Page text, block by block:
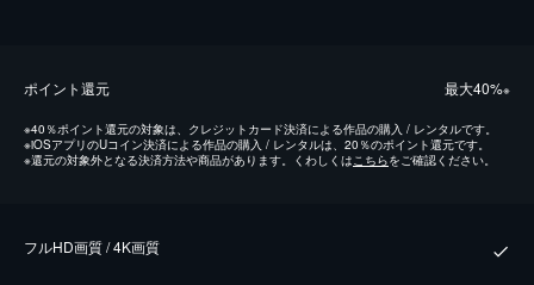
ポイント還元 最⼤40%※
※40％ポイント還元の対象は、クレジットカード決済による作品の購入 / レンタルです。
※iOSアプリのUコイン決済による作品の購入 / レンタルは、20％のポイント還元です。
※還元の対象外となる決済方法や商品があります。くわしくはこちらをご確認ください。
フルHD画質 / 4K画質